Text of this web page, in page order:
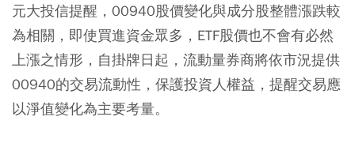
元大投信提醒，00940股價變化與成分股整體漲跌較
為相關，即使買進資金眾多，ETF股價也不會有必然
上漲之情形，自掛牌日起，流動量券商將依市況提供
00940的交易流動性，保護投資人權益，提醒交易應
以淨值變化為主要考量。